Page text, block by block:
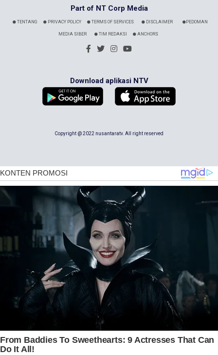
Part of NT Corp Media
TENTANG PRIVACY POLICY TERMS OF SERVICES DISCLAIMER PEDOMAN
MEDIA SIBER TIM REDAKSI ANCHORS
Download aplikasi NTV
Copyright @ 2022 nusantaratv. All right reserved